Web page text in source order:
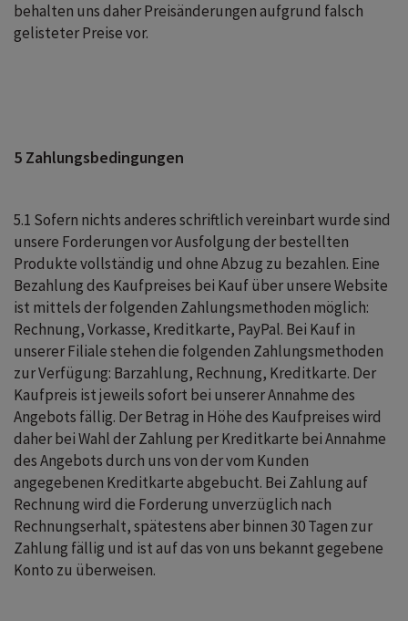
behalten uns daher Preisänderungen aufgrund falsch
gelisteter Preise vor.
5 Zahlungsbedingungen
5.1 Sofern nichts anderes schriftlich vereinbart wurde sind
unsere Forderungen vor Ausfolgung der bestellten
Produkte vollständig und ohne Abzug zu bezahlen. Eine
Bezahlung des Kaufpreises bei Kauf über unsere Website
ist mittels der folgenden Zahlungsmethoden möglich:
Rechnung, Vorkasse, Kreditkarte, PayPal. Bei Kauf in
unserer Filiale stehen die folgenden Zahlungsmethoden
zur Verfügung: Barzahlung, Rechnung, Kreditkarte. Der
Kaufpreis ist jeweils sofort bei unserer Annahme des
Angebots fällig. Der Betrag in Höhe des Kaufpreises wird
daher bei Wahl der Zahlung per Kreditkarte bei Annahme
des Angebots durch uns von der vom Kunden
angegebenen Kreditkarte abgebucht. Bei Zahlung auf
Rechnung wird die Forderung unverzüglich nach
Rechnungserhalt, spätestens aber binnen 30 Tagen zur
Zahlung fällig und ist auf das von uns bekannt gegebene
Konto zu überweisen.